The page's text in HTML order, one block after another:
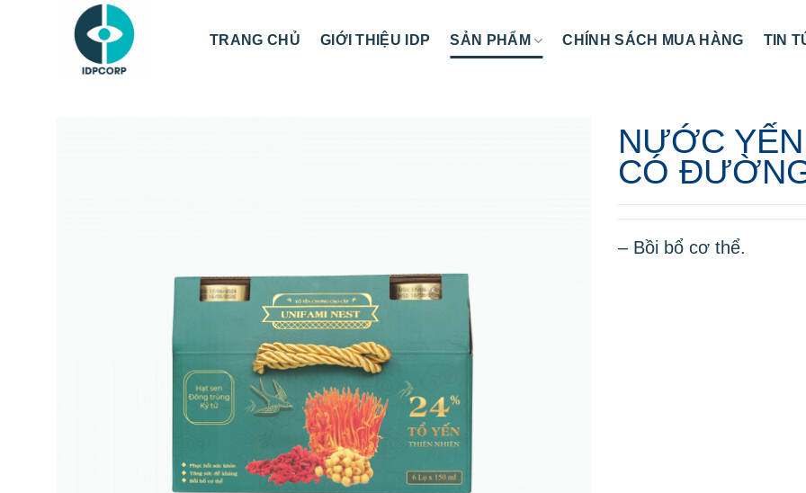
TRANG CHỦ GIỚI THIỆU IDP SẢN PHẨM CHÍNH SÁCH MUA HÀNG TIN
NƯỚC
CÓ
– Bồi bổ cơ thể.